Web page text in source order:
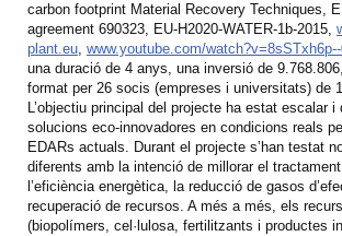
carbon footprint Material Recovery Techniques,
agreement 690323, EU-H2020-WATER-1b-2015,
plant.eu, www.youtube.com/
una duració de 4 anys, una inversió de
format per 26 socis (empreses i universitats) de
L’objectiu principal del projecte ha estat escalar i
solucions eco-innovadores en condicions reals
EDARs actuals. Durant el projecte s’han testat
diferents amb la intenció de millorar el tractament
l’eficiència energètica, la reducció de gasos
recuperació de recursos. A més a més, els
(biopolímers, cel·lulosa, fertilitzants i productes